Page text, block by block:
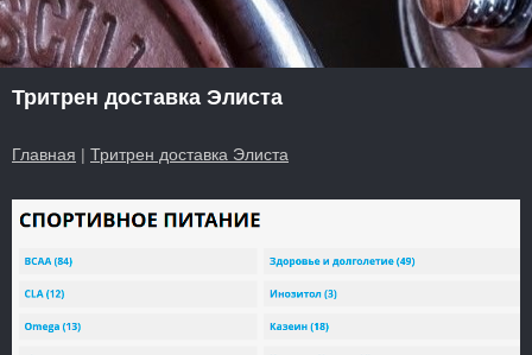
Тритрен доставка Элиста
Главная | Тритрен доставка Элиста